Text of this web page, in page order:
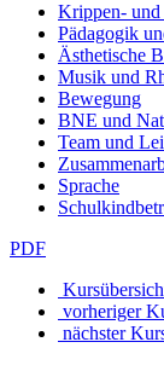
Krippen-
Pädagogik
Ästhetische
Musik und
Bewegung
BNE und
Team und
Sprache
PDF
vorheriger
nächster